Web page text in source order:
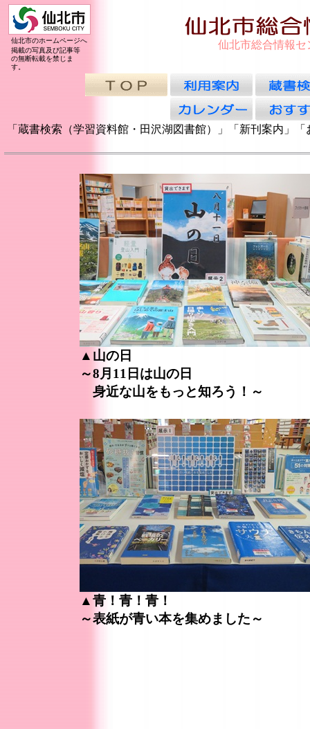
仙北市のホームページへ
掲載の写真及び記事等
の無断転載を禁じま
す。
仙北市総合情報
「蔵書検索（学習資料館・田沢湖図書館）」「新刊案内」
▲山の日
～8月11日は山の日
身近な山をもっと知ろう！～
▲青！青！青！
～表紙が青い本を集めました～